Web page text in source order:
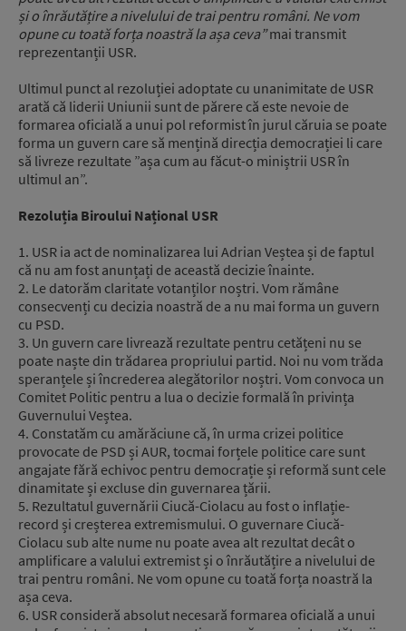
și o înrăutățire a nivelului de trai pentru români. Ne vom
opune cu toată forța noastră la așa ceva”mai transmit
reprezentanții USR.
Ultimul punct al rezoluției adoptate cu unanimitate de USR
arată că liderii Uniunii sunt de părere că este nevoie de
formarea oficială a unui pol reformist în jurul căruia se poate
forma un guvern care să mențină direcția democrației li care
să livreze rezultate ”așa cum au făcut-o miniștrii USR în
ultimul an”.
Rezoluția Biroului Național USR
1. USR ia act de nominalizarea lui Adrian Veștea și de faptul
că nu am fost anunțați de această decizie înainte.
2. Le datorăm claritate votanților noștri. Vom rămâne
consecvenți cu decizia noastră de a nu mai forma un guvern
cu PSD.
3. Un guvern care livrează rezultate pentru cetățeni nu se
poate naște din trădarea propriului partid. Noi nu vom trăda
speranțele și încrederea alegătorilor noștri. Vom convoca un
Comitet Politic pentru a lua o decizie formală în privința
Guvernului Veștea.
4. Constatăm cu amărăciune că, în urma crizei politice
provocate de PSD și AUR, tocmai forțele politice care sunt
angajate fără echivoc pentru democrație și reformă sunt cele
dinamitate și excluse din guvernarea țării.
5. Rezultatul guvernării Ciucă-Ciolacu au fost o inflație-
record și creșterea extremismului. O guvernare Ciucă-
Ciolacu sub alte nume nu poate avea alt rezultat decât o
amplificare a valului extremist și o înrăutățire a nivelului de
trai pentru români. Ne vom opune cu toată forța noastră la
așa ceva.
6. USR consideră absolut necesară formarea oficială a unui